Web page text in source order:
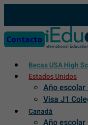
content
Contacto
Becas USA High
Estados Unidos
Año escolar
Visa J1
Canadá
Año escolar